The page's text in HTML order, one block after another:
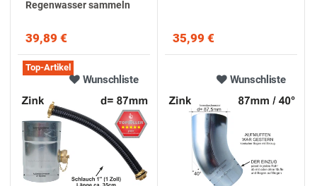
Regenwasser sammeln
39,89 € 35,99 €
Wunschliste
Top-Artikel
Wunschliste